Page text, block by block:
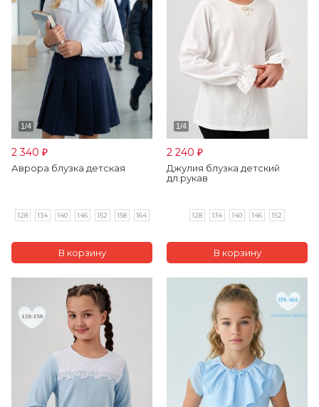
2 340 ₽
Аврора блузка детская
128 134 140 146 152 158 164
2 240 ₽
Джулия блузка детский
дл.рукав
128 134 140 146 152